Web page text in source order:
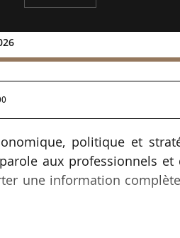
en avril 2026
politique et
aux professionnels et
une information